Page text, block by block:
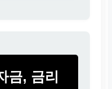
금, 금리